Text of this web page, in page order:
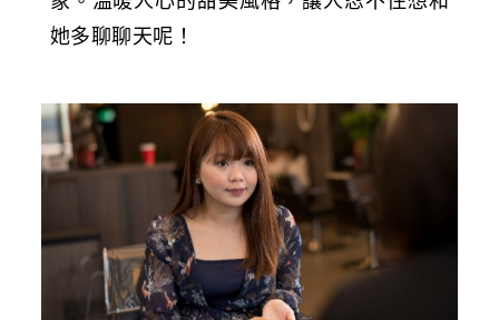
她多聊聊天呢！